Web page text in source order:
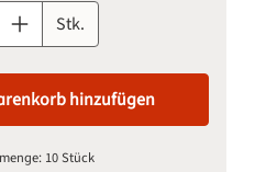
Gib den gewünschten Wert
Stk.
hinzufügen
10 Stück